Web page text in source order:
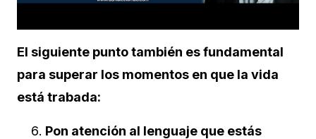
El siguiente punto también es fundamental
para superar los momentos en que la vida
está trabada:
Pon atención al lenguaje que estás